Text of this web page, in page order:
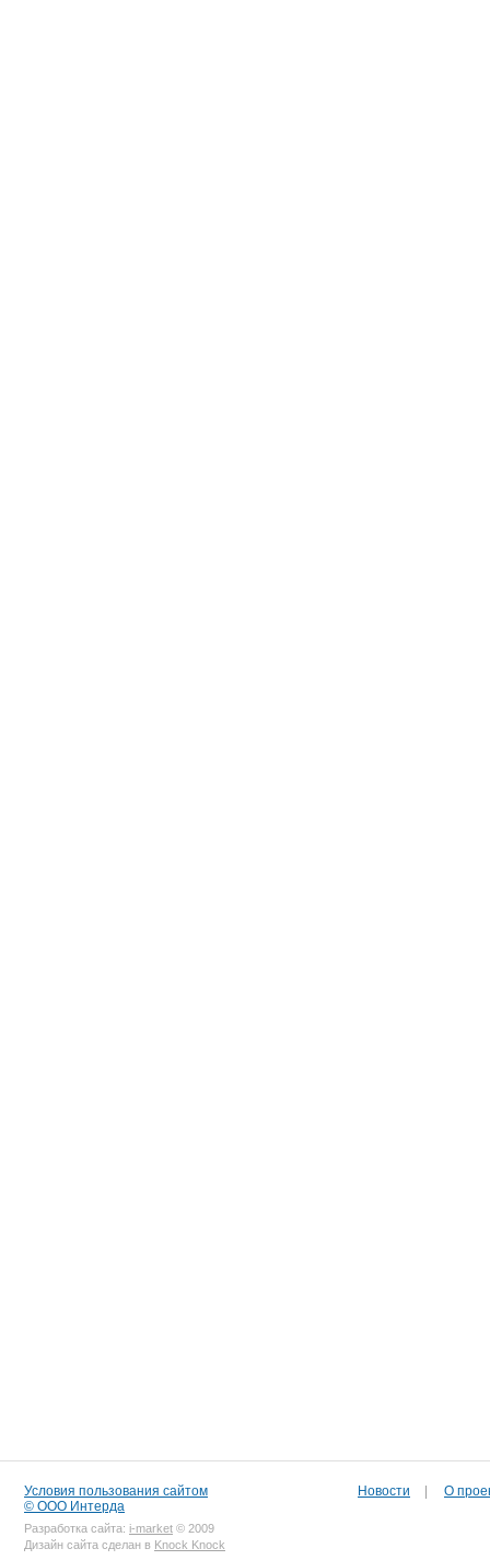
Условия пользования сайтом
© ООО Интерда
Разработка сайта: i-market © 2009
Дизайн сайта сделан в Knock Knock
Новости О